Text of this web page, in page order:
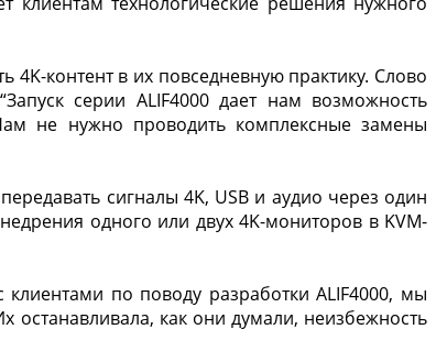
контент в их повседневную практику. Слово
серии ALIF4000 дает нам возможность
не нужно проводить комплексные замены
сигналы 4K, USB и аудио через один
одного или двух 4K-мониторов в KVM-
по поводу разработки ALIF4000, мы
останавливала, как они думали, неизбежность